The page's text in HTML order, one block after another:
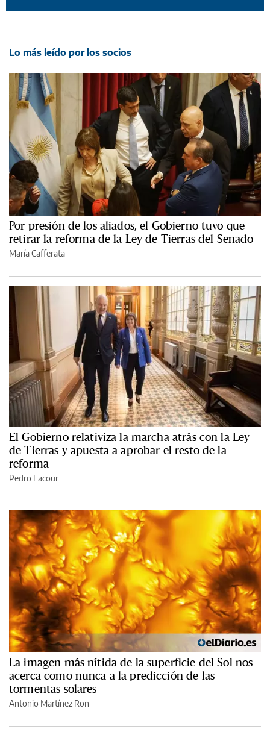
Lo más leído por los socios
Por presión de los aliados, el Gobierno tuvo que
retirar la reforma de la Ley de Tierras del Senado
María Cafferata
El Gobierno relativiza la marcha atrás con la Ley
de Tierras y apuesta a aprobar el resto de la
reforma
Pedro Lacour
La imagen más nítida de la superficie del Sol nos
acerca como nunca a la predicción de las
tormentas solares
Antonio Martínez Ron